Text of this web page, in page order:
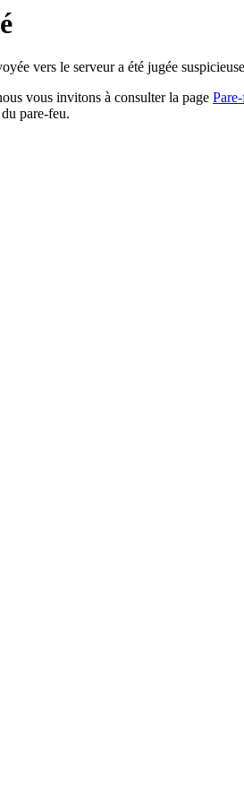
vers le serveur a été jugée
vous invitons à consulter la page
pare-feu.